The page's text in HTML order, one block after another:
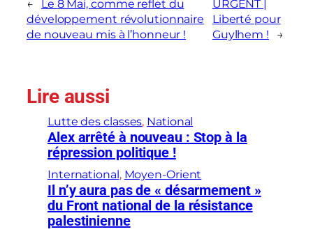
←
Le 8 Mai, comme reflet du
développement révolutionnaire
de nouveau mis à l’honneur !
URGENT |
Liberté pour
Guylhem !
→
Lire aussi
Lutte des classes, National
Alex arrêté à nouveau : Stop à la
répression politique !
International, Moyen-Orient
Il n’y aura pas de « désarmement »
du Front national de la résistance
palestinienne